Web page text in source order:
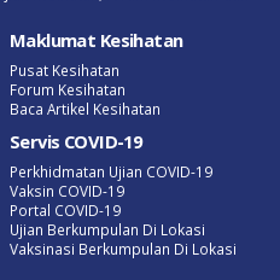
Maklumat Kesihatan
Pusat Kesihatan
Forum Kesihatan
Baca Artikel Kesihatan
Servis COVID-19
Perkhidmatan Ujian COVID-19
Vaksin COVID-19
Portal COVID-19
Ujian Berkumpulan Di Lokasi
Vaksinasi Berkumpulan Di Lokasi